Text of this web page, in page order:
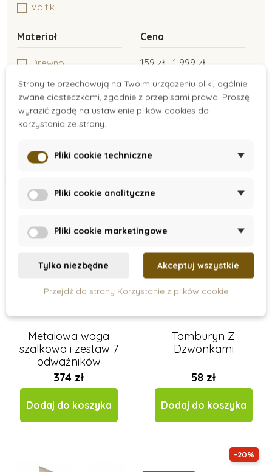
Voltik
Materiał
Drewno
Ekoplast
Metal
Papier
Tekstyl
Cena
159 zł - 1 999 zł
Metalowa waga
szalkowa i zestaw 7
odważników
374 zł
Dodaj do koszyka
Tamburyn Z
Dzwonkami
58 zł
Dodaj do koszyka
-20%
Strony te przechowują na Twoim urządzeniu pliki, ogólnie
zwane ciasteczkami, zgodnie z przepisami prawa. Proszę
wyrazić zgodę na ustawienie plików cookies do
korzystania ze strony.
Pliki cookie techniczne
Pliki cookie analityczne
Pliki cookie marketingowe
Tylko niezbędne Akceptuj wszystkie
Przejdź do strony Korzystanie z plików cookie